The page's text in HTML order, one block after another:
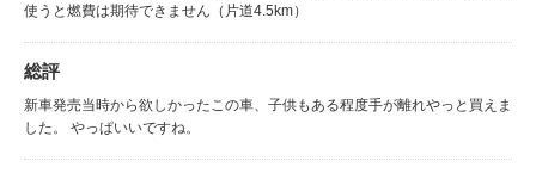
使うと燃費は期待できません（片道4.5km）
総評
新車発売当時から欲しかったこの車、子供もある程度手が離れやっと買えま
した。 やっぱいいですね。